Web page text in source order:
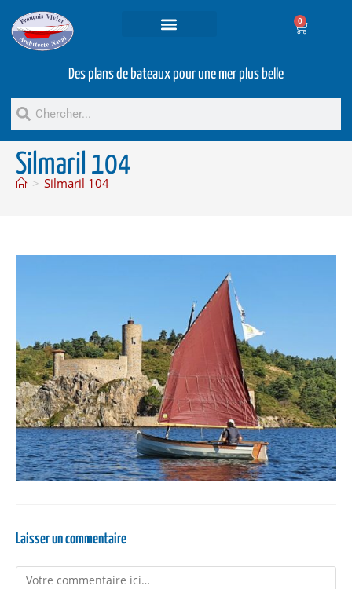
0
Des plans de bateaux pour une mer plus belle
Silmaril 104
> Silmaril 104
Laisser un commentaire